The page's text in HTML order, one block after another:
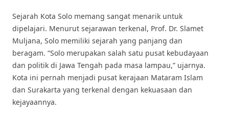
Sejarah Kota Solo memang sangat menarik untuk
dipelajari. Menurut sejarawan terkenal, Prof. Dr. Slamet
Muljana, Solo memiliki sejarah yang panjang dan
beragam. “Solo merupakan salah satu pusat kebudayaan
dan politik di Jawa Tengah pada masa lampau,” ujarnya.
Kota ini pernah menjadi pusat kerajaan Mataram Islam
dan Surakarta yang terkenal dengan kekuasaan dan
kejayaannya.